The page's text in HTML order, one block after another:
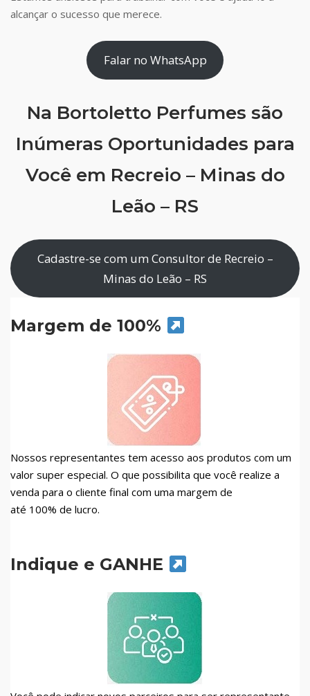
alcançar o sucesso que merece.
Falar no WhatsApp
Na Bortoletto Perfumes são
Inúmeras Oportunidades para
Você em Recreio – Minas do
Leão – RS
Cadastre-se com um Consultor de Recreio –
Minas do Leão – RS
Margem de 100%
Nossos representantes tem acesso aos produtos com um
valor super especial. O que possibilita que você realize a
venda para o cliente final com uma margem de
até 100% de lucro.
Indique e GANHE